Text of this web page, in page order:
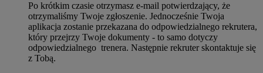
Po krótkim czasie otrzymasz e-mail potwierdzający, że
otrzymaliśmy Twoje zgłoszenie. Jednocześnie Twoja
aplikacja zostanie przekazana do odpowiedzialnego rekrutera,
który przejrzy Twoje dokumenty - to samo dotyczy
odpowiedzialnego trenera. Następnie rekruter skontaktuje się
z Tobą.